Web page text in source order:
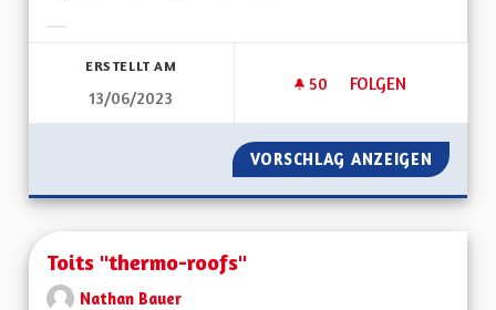
ERSTELLT AM
13/06/2023
50 50 FOLLOWER
FOLGEN
TRANSFORMER
VORSCHLAG ANZEIGEN
Toits "thermo-roofs"
Nathan Bauer